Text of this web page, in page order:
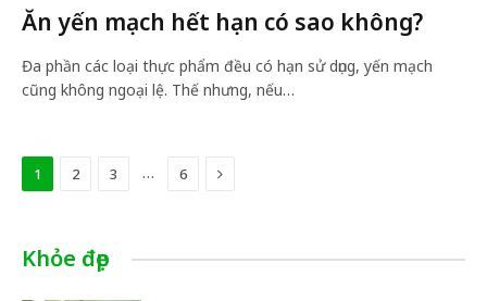
Ăn yến mạch hết hạn có sao không?
Đa phần các loại thực phẩm đều có hạn sử dụng, yến mạch
cũng không ngoại lệ. Thế nhưng, nếu…
1 2 3 … 6 Next
Khỏe đẹp